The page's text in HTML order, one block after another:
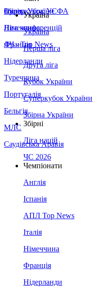
Збірна України
Італія
Німеччина
Франція
Нідерланди
Туреччина
Португалія
Бельгія
МЛС
Саудівська Аравія
Суперкубок УЄФА
Ліга конференцій
ЛЧ - Top News
Україна
Україна
Перша ліга
Друга ліга
Кубок України
Суперкубок України
Збірна України
Збірні
Ліга націй
ЧС 2026
Чемпіонати
Англія
Іспанія
АПЛ Top News
Італія
Німеччина
Франція
Нідерланди